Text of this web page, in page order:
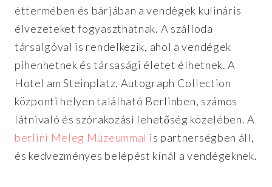
éttermében és bárjában a vendégek kulináris
élvezeteket fogyaszthatnak. A szálloda
társalgóval is rendelkezik, ahol a vendégek
pihenhetnek és társasági életet élhetnek. A
Hotel am Steinplatz, Autograph Collection
központi helyen található Berlinben, számos
látnivaló és szórakozási lehetőség közelében. A
berlini Meleg Múzeummal is partnerségben áll,
és kedvezményes belépést kínál a vendégeknek.